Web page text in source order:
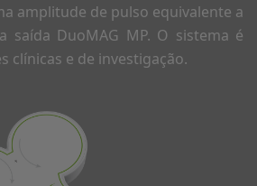
amplitude de pulso equivalente a
saída DuoMAG MP. O sistema é
clínicas e de investigação.